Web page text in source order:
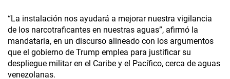
“La instalación nos ayudará a mejorar nuestra vigilancia
de los narcotraficantes en nuestras aguas”, afirmó la
mandataria, en un discurso alineado con los argumentos
que el gobierno de Trump emplea para justificar su
despliegue militar en el Caribe y el Pacífico, cerca de aguas
venezolanas.